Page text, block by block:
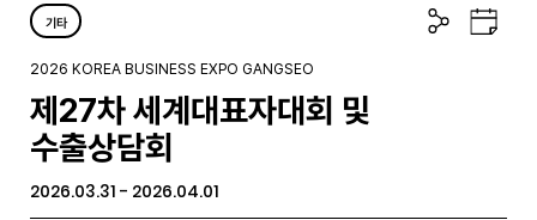
기타
공
유
구
글
2026 KOREA BUSINESS EXPO GANGSEO
제27차 세계대표자대회 및
수출상담회
2026.03.31 - 2026.04.01